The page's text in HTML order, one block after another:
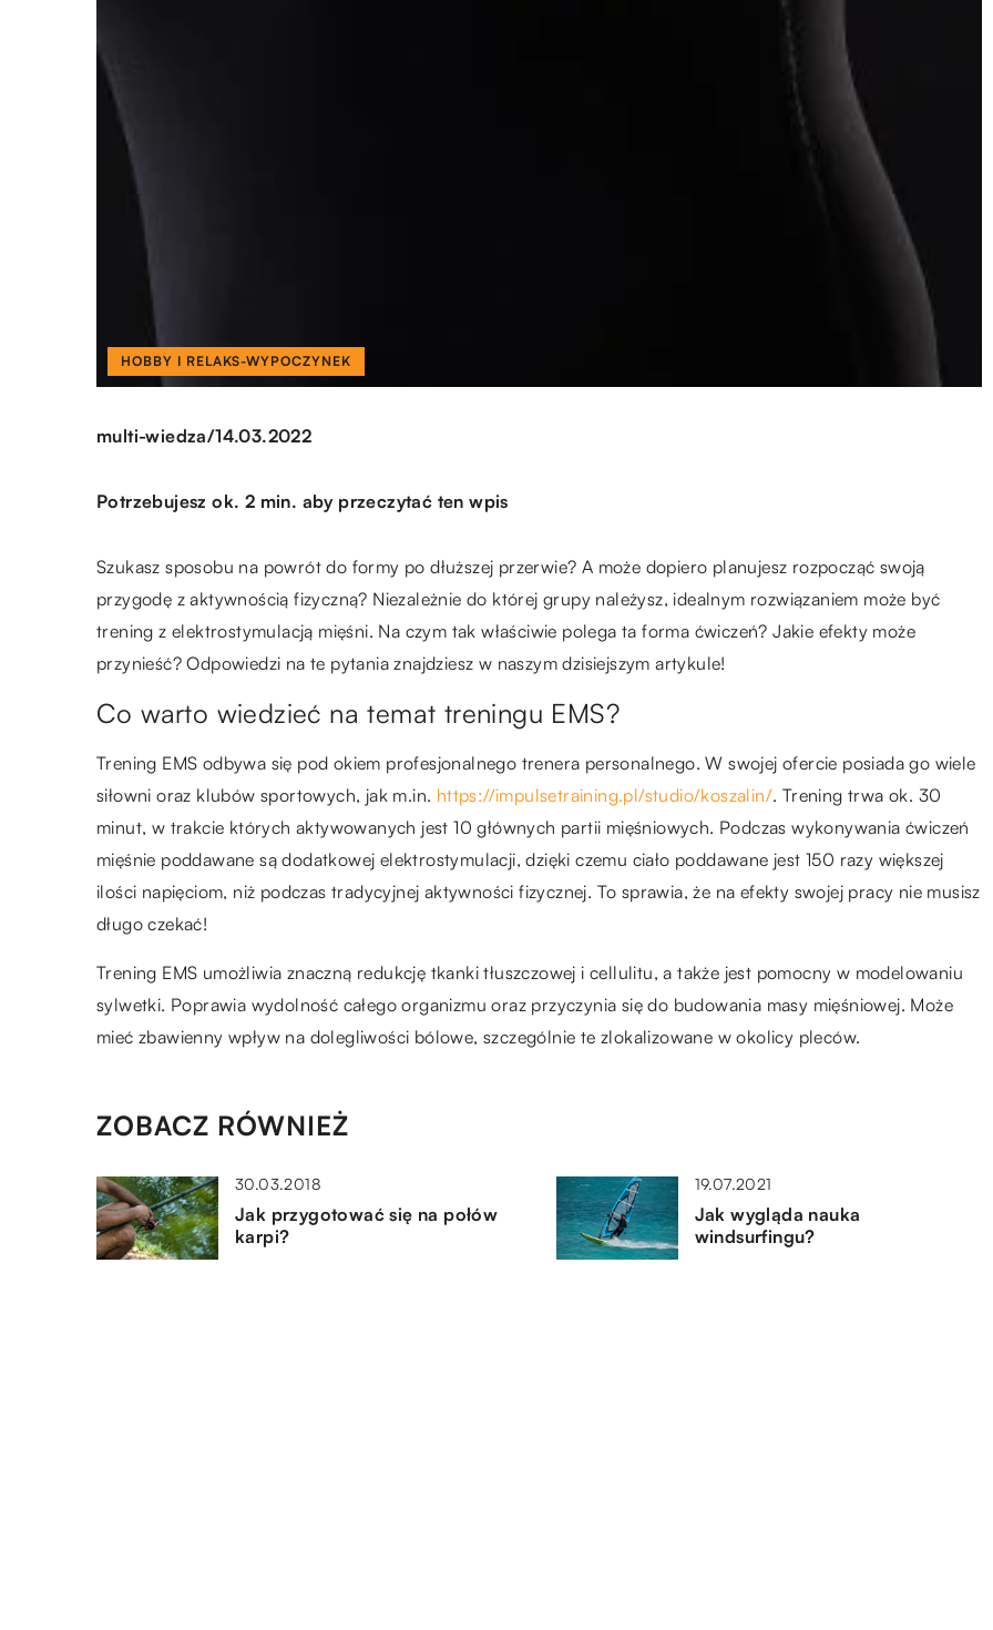
HOBBY I RELAKS-WYPOCZYNEK
multi-wiedza/14.03.2022
Potrzebujesz ok. 2 min. aby przeczytać ten wpis
Szukasz sposobu na powrót do formy po dłuższej przerwie? A może dopiero planujesz rozpocząć swoją
przygodę z aktywnością fizyczną? Niezależnie do której grupy należysz, idealnym rozwiązaniem może być
trening z elektrostymulacją mięśni. Na czym tak właściwie polega ta forma ćwiczeń? Jakie efekty może
przynieść? Odpowiedzi na te pytania znajdziesz w naszym dzisiejszym artykule!
Co warto wiedzieć na temat treningu EMS?
Trening EMS odbywa się pod okiem profesjonalnego trenera personalnego. W swojej ofercie posiada go wiele
siłowni oraz klubów sportowych, jak m.in. https://impulsetraining.pl/studio/koszalin/. Trening trwa ok. 30
minut, w trakcie których aktywowanych jest 10 głównych partii mięśniowych. Podczas wykonywania ćwiczeń
mięśnie poddawane są dodatkowej elektrostymulacji, dzięki czemu ciało poddawane jest 150 razy większej
ilości napięciom, niż podczas tradycyjnej aktywności fizycznej. To sprawia, że na efekty swojej pracy nie musisz
długo czekać!
Trening EMS umożliwia znaczną redukcję tkanki tłuszczowej i cellulitu, a także jest pomocny w modelowaniu
sylwetki. Poprawia wydolność całego organizmu oraz przyczynia się do budowania masy mięśniowej. Może
mieć zbawienny wpływ na dolegliwości bólowe, szczególnie te zlokalizowane w okolicy pleców.
ZOBACZ RÓWNIEŻ
30.03.2018
Jak przygotować się na połów
karpi?
19.07.2021
Jak wygląda nauka
windsurfingu?